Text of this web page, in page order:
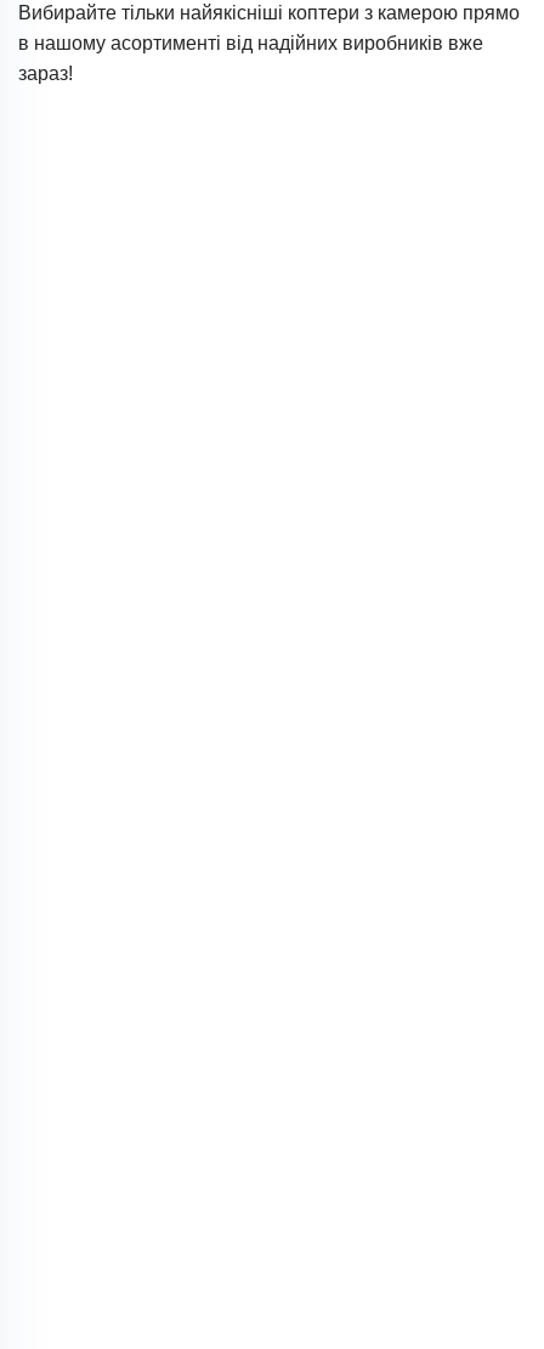
Вибирайте тільки найякісніші коптери з камерою прямо
в нашому асортименті від надійних виробників вже
зараз!